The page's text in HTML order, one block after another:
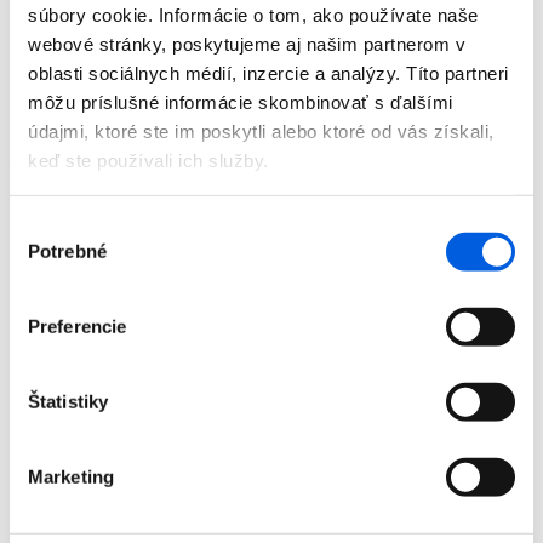
súbory cookie. Informácie o tom, ako používate naše
webové stránky, poskytujeme aj našim partnerom v
oblasti sociálnych médií, inzercie a analýzy. Títo partneri
môžu príslušné informácie skombinovať s ďalšími
údajmi, ktoré ste im poskytli alebo ktoré od vás získali,
keď ste používali ich služby.
súhlasu
Potrebné
Preferencie
Štatistiky
Marketing
Doplnky
Výpredaj
O nás
Kontakt
Detail produktu
Doplnky
Šál dámsky - Marc Aurel
Produkty